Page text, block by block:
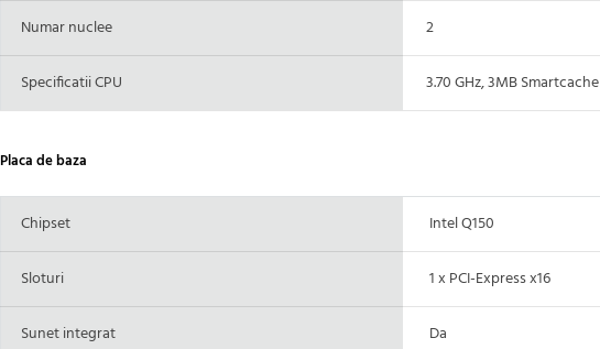
Numar nuclee 2
Specificatii CPU 3.70 GHz, 3MB Smartcache
Placa de baza
Chipset Intel Q150
Sloturi 1 x PCI-Express x16
Sunet integrat Da